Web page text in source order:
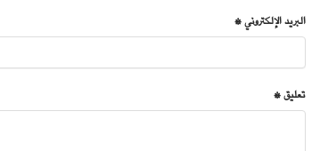
البريد الإلكتروني *
تعليق *